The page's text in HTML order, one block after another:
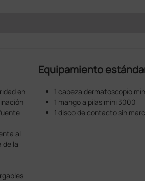
en
al
de la
Equipamiento
1 cabeza dermatoscopio
1 mango a pilas mini 3000
1 disco de contacto sin